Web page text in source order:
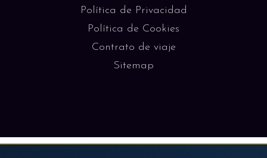
Política de Privacidad
Política de Cookies
Contrato de viaje
Sitemap